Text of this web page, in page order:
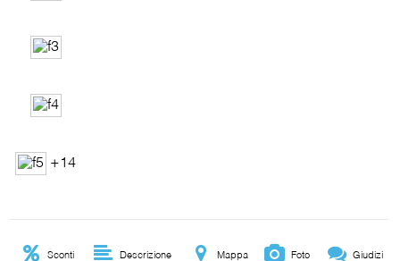
+14
Sconti Descrizione Mappa Foto Giudizi